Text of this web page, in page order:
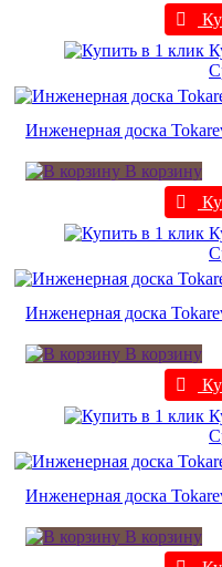
Инженерная доска
В корзину
Инженерная доска
В корзину
Инженерная доска
В корзину